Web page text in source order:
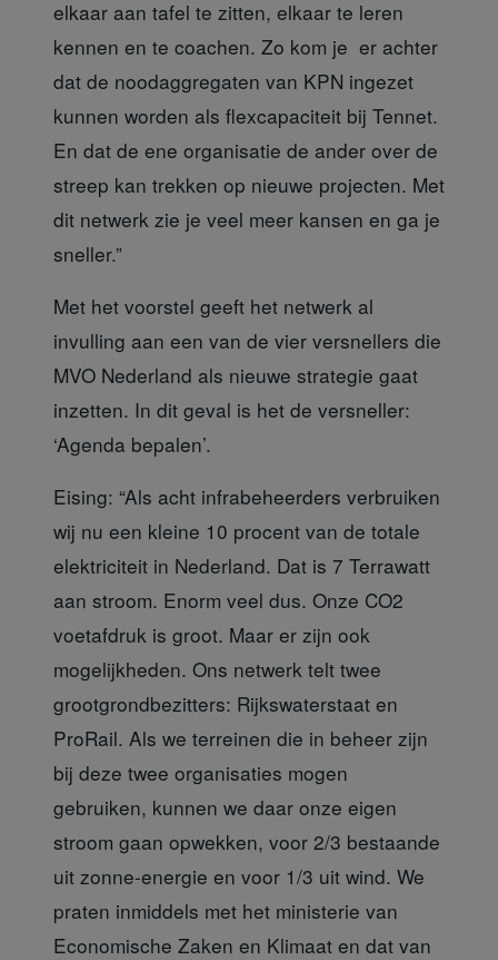
elkaar aan tafel te zitten, elkaar te leren
kennen en te coachen. Zo kom je er achter
dat de noodaggregaten van KPN ingezet
kunnen worden als flexcapaciteit bij Tennet.
En dat de ene organisatie de ander over de
streep kan trekken op nieuwe projecten. Met
dit netwerk zie je veel meer kansen en ga je
sneller.”
Met het voorstel geeft het netwerk al
invulling aan een van de vier versnellers die
MVO Nederland als nieuwe strategie gaat
inzetten. In dit geval is het de versneller:
‘Agenda bepalen’.
Eising: “Als acht infrabeheerders verbruiken
wij nu een kleine 10 procent van de totale
elektriciteit in Nederland. Dat is 7 Terrawatt
aan stroom. Enorm veel dus. Onze CO2
voetafdruk is groot. Maar er zijn ook
mogelijkheden. Ons netwerk telt twee
grootgrondbezitters: Rijkswaterstaat en
ProRail. Als we terreinen die in beheer zijn
bij deze twee organisaties mogen
gebruiken, kunnen we daar onze eigen
stroom gaan opwekken, voor 2/3 bestaande
uit zonne-energie en voor 1/3 uit wind. We
praten inmiddels met het ministerie van
Economische Zaken en Klimaat en dat van